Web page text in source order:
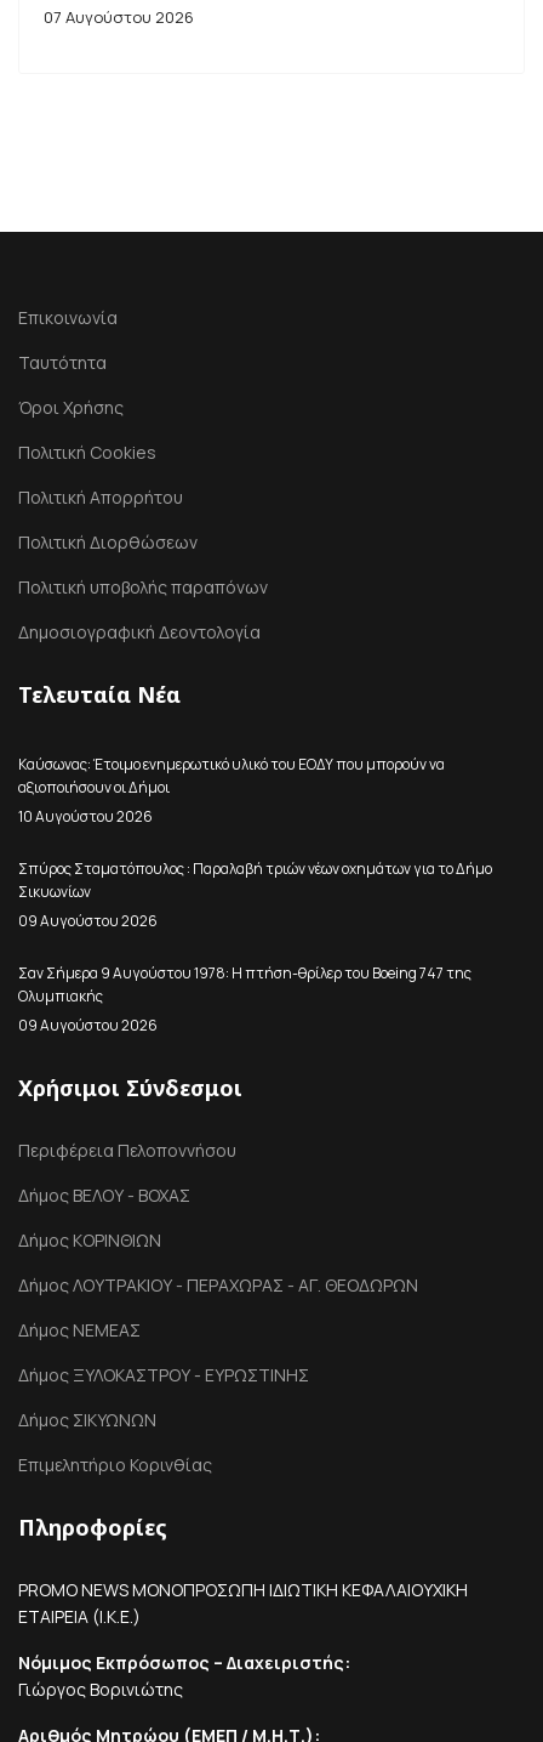
07 Αυγούστου 2026
Επικοινωνία
Ταυτότητα
Όροι Χρήσης
Πολιτική Cookies
Πολιτική Απορρήτου
Πολιτική Διορθώσεων
Πολιτική υποβολής παραπόνων
Δημοσιογραφική Δεοντολογία
Τελευταία Νέα
Καύσωνας: Έτοιμο ενημερωτικό υλικό του ΕΟΔΥ που μπορούν να
αξιοποιήσουν οι Δήμοι
10 Αυγούστου 2026
Σπύρος Σταματόπουλος : Παραλαβή τριών νέων οχημάτων για το Δήμο
Σικυωνίων
09 Αυγούστου 2026
Σαν Σήμερα 9 Αυγούστου 1978: Η πτήση-θρίλερ του Boeing 747 της
Ολυμπιακής
09 Αυγούστου 2026
Χρήσιμοι Σύνδεσμοι
Περιφέρεια Πελοποννήσου
Δήμος ΒΕΛΟΥ - ΒΟΧΑΣ
Δήμος ΚΟΡΙΝΘΙΩΝ
Δήμος ΛΟΥΤΡΑΚΙΟΥ - ΠΕΡΑΧΩΡΑΣ - ΑΓ. ΘΕΟΔΩΡΩΝ
Δήμος ΝΕΜΕΑΣ
Δήμος ΞΥΛΟΚΑΣΤΡΟΥ - ΕΥΡΩΣΤΙΝΗΣ
Δήμος ΣΙΚΥΩΝΩΝ
Επιμελητήριο Κορινθίας
Πληροφορίες
PROMO NEWS ΜΟΝΟΠΡΟΣΩΠΗ ΙΔΙΩΤΙΚΗ ΚΕΦΑΛΑΙΟΥΧΙΚΗ
ΕΤΑΙΡΕΙΑ (Ι.Κ.Ε.)
Νόμιμος Εκπρόσωπος – Διαχειριστής:
Γιώργος Βορινιώτης
Αριθμός Μητρώου (ΕΜΕΠ / Μ.Η.Τ.):